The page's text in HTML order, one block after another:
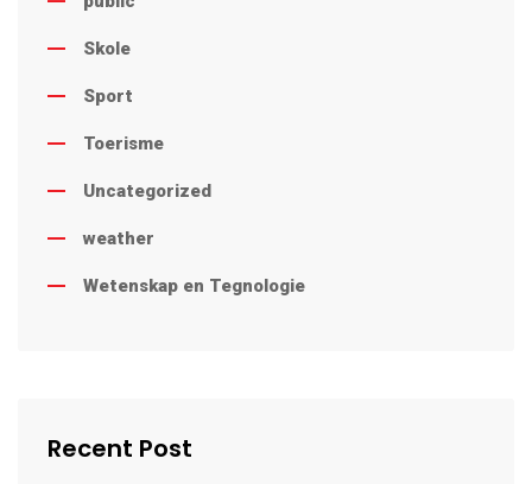
Skole
Sport
Toerisme
Uncategorized
weather
Wetenskap en Tegnologie
Recent Post